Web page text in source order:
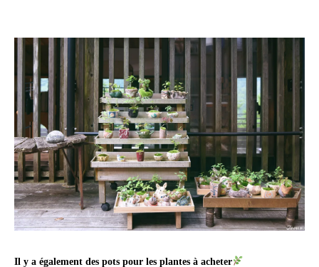
Il y a également des pots pour les plantes à acheter